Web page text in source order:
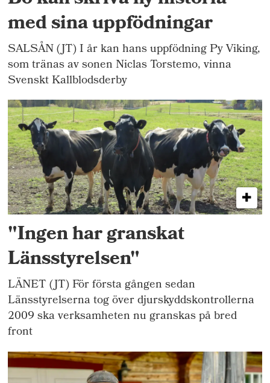
med sina uppfödningar
SALSÅN (JT) I år kan hans uppfödning Py Viking,
som tränas av sonen Niclas Torstemo, vinna
Svenskt Kallblodsderby
"Ingen har granskat
Länsstyrelsen"
LÄNET (JT) För första gången sedan
Länsstyrelserna tog över djurskyddskontrollerna
2009 ska verksamheten nu granskas på bred
front